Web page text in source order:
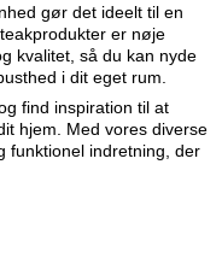
gør det ideelt til en
er nøje
kvalitet, så du kan nyde
i dit eget rum.
find inspiration til at
hjem. Med vores diverse
funktionel indretning, der